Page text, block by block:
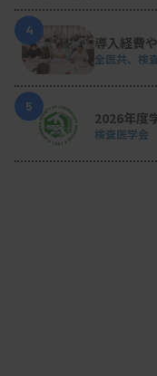
4
導入経費
全医共、検
5
2026年度
検査医学会